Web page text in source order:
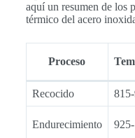
aquí un resumen de los
térmico del acero
Proceso
Recocido
Endurecimiento